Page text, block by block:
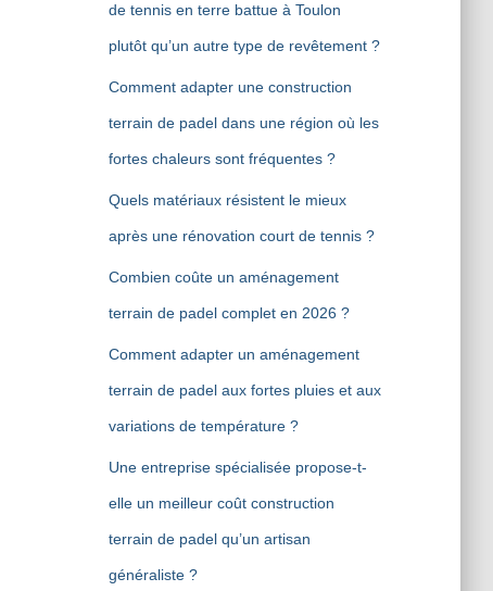
de tennis en terre battue à Toulon
plutôt qu’un autre type de revêtement ?
Comment adapter une construction
terrain de padel dans une région où les
fortes chaleurs sont fréquentes ?
Quels matériaux résistent le mieux
après une rénovation court de tennis ?
Combien coûte un aménagement
terrain de padel complet en 2026 ?
Comment adapter un aménagement
terrain de padel aux fortes pluies et aux
variations de température ?
Une entreprise spécialisée propose-t-
elle un meilleur coût construction
terrain de padel qu’un artisan
généraliste ?